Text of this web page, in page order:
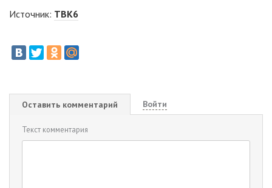
Источник: ТВК6
Оставить комментарий Войти
Текст комментария